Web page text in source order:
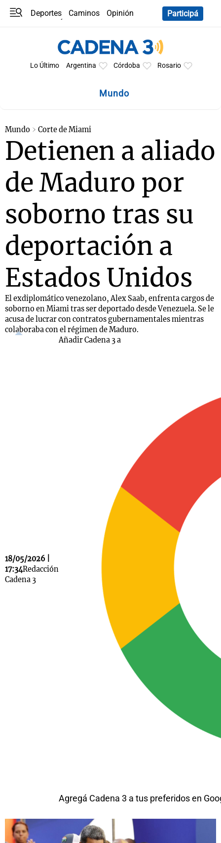
Deportes Caminos
Opinión
Participá
Lo Último Argentina Córdoba Rosario
Mundo
Mundo Corte de Miami
Detienen a aliado
de Maduro por
soborno tras su
deportación a
Estados Unidos
El exdiplomático venezolano, Alex Saab, enfrenta cargos de
soborno en Miami tras ser deportado desde Venezuela. Se le
acusa de lucrar con contratos gubernamentales mientras
colaboraba con el régimen de Maduro.
18/05/2026 |
17:34Redacción
Cadena 3
Añadir Cadena 3 a
Agregá Cadena 3 a tus preferidos en
Mundial 2026
La Sole en
Cadena 3